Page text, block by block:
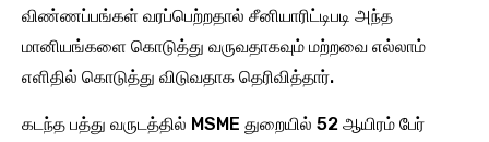
விண்ணப்பங்கள் வரப்பெற்றதால் சீனியாரிட்டிபடி அந்த
மானியங்களை கொடுத்து வருவதாகவும் மற்றவை எல்லாம்
எளிதில் கொடுத்து விடுவதாக தெரிவித்தார்.
கடந்த பத்து வருடத்தில் MSME துறையில் 52 ஆயிரம் பேர்